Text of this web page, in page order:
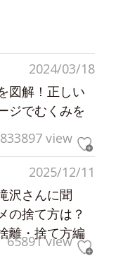
2024/03/18
図解！正しい
ジでむくみを
view
2025/12/11
沢さんに聞
の捨て方は？
離・捨て方編
65891 view